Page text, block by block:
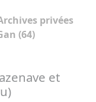
privées
(64)
et